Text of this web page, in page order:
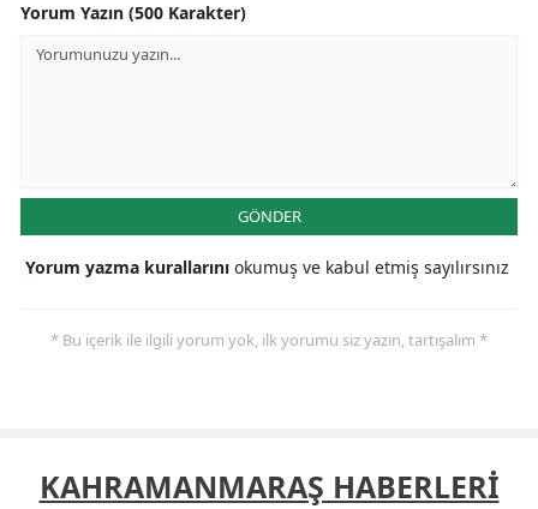
Yorum Yazın (500 Karakter)
GÖNDER
Yorum yazma kurallarını okumuş ve kabul etmiş sayılırsınız
* Bu içerik ile ilgili yorum yok, ilk yorumu siz yazın, tartışalım *
KAHRAMANMARAŞ HABERLERİ